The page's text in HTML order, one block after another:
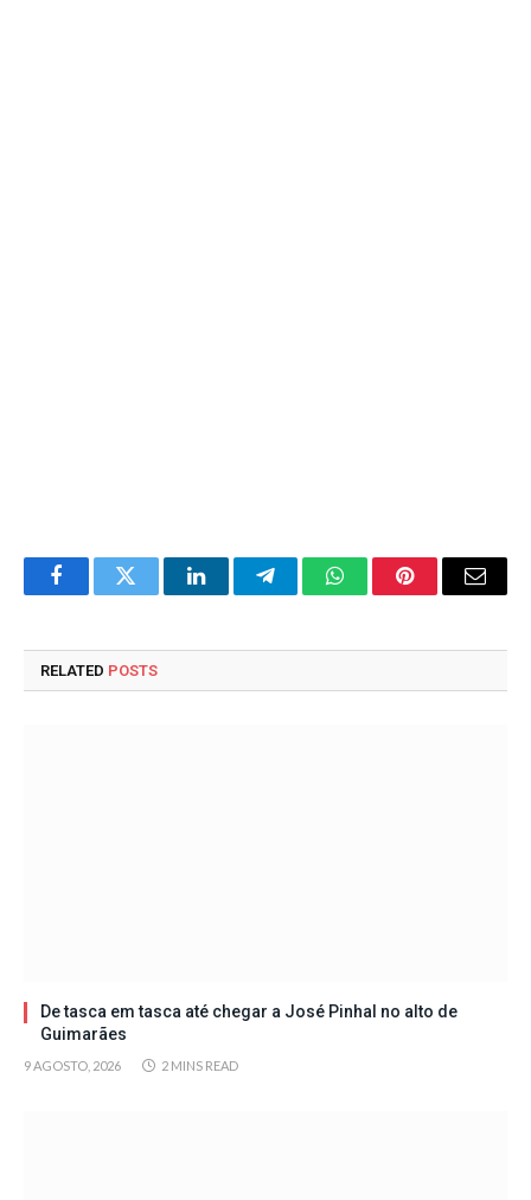
FacebookTwitter LinkedInTelegramWhatsAppPinterestEmail
RELATED POSTS
De tasca em tasca até chegar a José Pinhal no alto de
Guimarães
9 AGOSTO, 2026 2 MINS READ